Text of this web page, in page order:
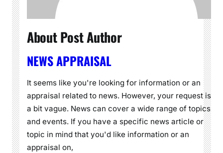
About Post Author
NEWS APPRAISAL
It seems like you're looking for information or an
appraisal related to news. However, your request is
a bit vague. News can cover a wide range of topics
and events. If you have a specific news article or
topic in mind that you'd like information or an
appraisal on,